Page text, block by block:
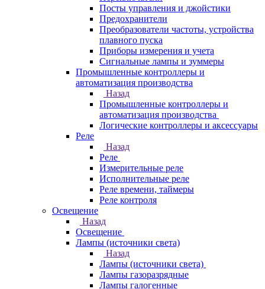
Посты управления и джойстики
Предохранители
Преобразователи частоты, устройства
плавного пуска
Приборы измерения и учета
Сигнальные лампы и зуммеры
Промышленные контроллеры и
автоматизация производства
Назад
Промышленные контроллеры и
автоматизация производства
Логические контроллеры и аксессуары
Реле
Назад
Реле
Измерительные реле
Исполнительные реле
Реле времени, таймеры
Реле контроля
Освещение
Назад
Освещение
Лампы (источники света)
Назад
Лампы (источники света)
Лампы газоразрядные
Лампы галогенные